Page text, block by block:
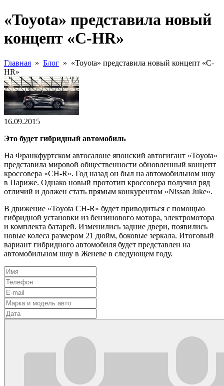
«Toyota» представила новый
концепт «C-HR»
Главная » Блог » «Toyota» представила новый концепт «C-
HR»
16.09.2015
Это будет гибридный автомобиль
На Франкфуртском автосалоне японский автогигант «Toyota»
представила мировой общественности обновленный концепт
кроссовера «CH-R». Год назад он был на автомобильном шоу
в Париже. Однако новый прототип кроссовера получил ряд
отличий и должен стать прямым конкурентом «Nissan Juke».
В движение «Toyota CH-R» будет приводиться с помощью
гибридной установки из бензинового мотора, электромотора
и комплекта батарей. Изменились задние двери, появились
новые колеса размером 21 дюйм, боковые зеркала. Итоговый
вариант гибридного автомобиля будет представлен на
автомобильном шоу в Женеве в следующем году.